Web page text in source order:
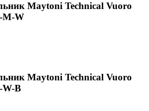
Maytoni Technical Vuoro
M-W
Maytoni Technical Vuoro
W-B